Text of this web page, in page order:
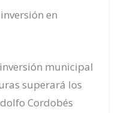
en
municipal
superará los
Cordobés